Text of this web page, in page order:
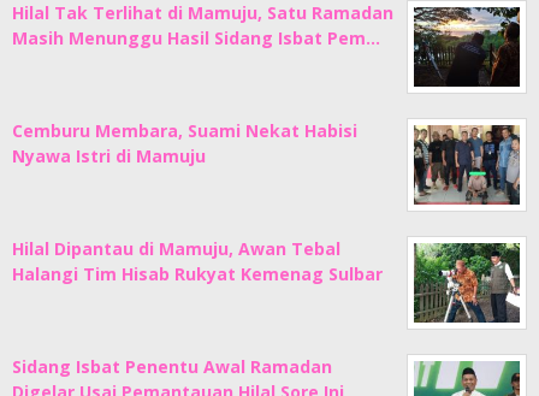
Hilal Tak Terlihat di Mamuju, Satu Ramadan
Masih Menunggu Hasil Sidang Isbat Pem…
Cemburu Membara, Suami Nekat Habisi
Nyawa Istri di Mamuju
Hilal Dipantau di Mamuju, Awan Tebal
Halangi Tim Hisab Rukyat Kemenag Sulbar
Sidang Isbat Penentu Awal Ramadan